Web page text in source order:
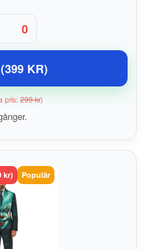
0
KR)
pris:299 kr)
kr) Populär